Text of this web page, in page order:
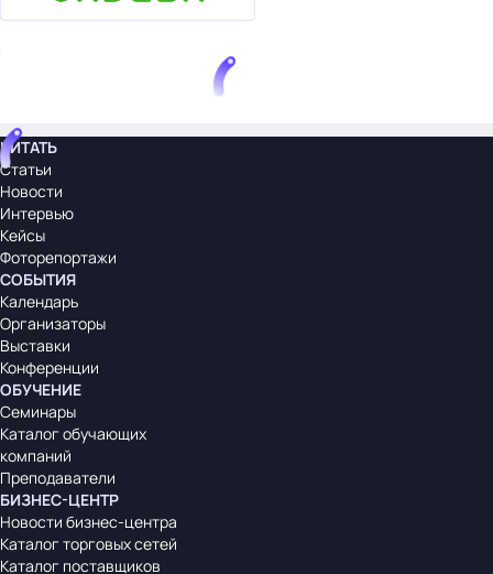
ЧИТАТЬ
Статьи
Новости
Интервью
Кейсы
Фоторепортажи
СОБЫТИЯ
Календарь
Организаторы
Выставки
Конференции
ОБУЧЕНИЕ
Семинары
Каталог обучающих
компаний
Преподаватели
БИЗНЕС-ЦЕНТР
Новости бизнес-центра
Каталог торговых сетей
Каталог поставщиков